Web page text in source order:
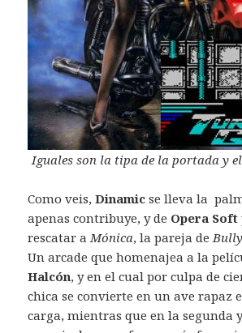
Iguales son la tipa de la portada y
Como veis,Dinamic se lleva la
apenas contribuye, y de Opera Soft
rescatar a Mónica, la pareja de Bully
Un arcade que homenajea a la
Halcón, y en el cual por culpa de
chica se convierte en un ave rapaz
carga, mientras que en la segunda